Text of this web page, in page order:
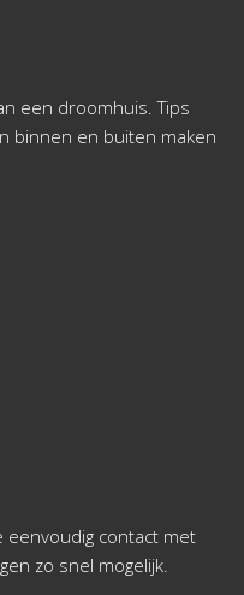
een droomhuis. Tips
binnen en buiten maken
eenvoudig contact met
zo snel mogelijk.